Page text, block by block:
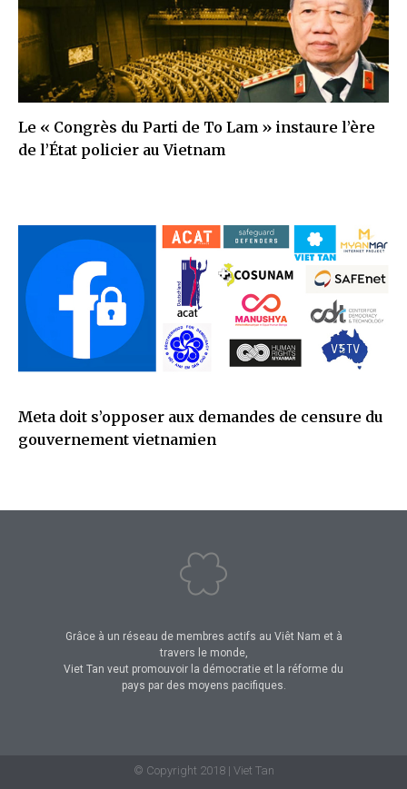
Le « Congrès du Parti de To Lam » instaure l’ère
de l’État policier au Vietnam
Meta doit s’opposer aux demandes de censure du
gouvernement vietnamien
Grâce à un réseau de membres actifs au Viêt Nam et à
travers le monde,
Viet Tan veut promouvoir la démocratie et la réforme du
pays par des moyens pacifiques.
© Copyright 2018 | Viet Tan